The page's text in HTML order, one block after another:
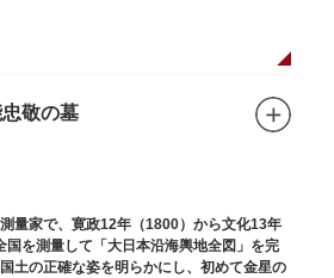
としても知られ、3大強豪力士の谷風、小
多の名勝負が繰り広げられ大いに賑わいを
の名工・志布景彩（しふけいさい）による
」でしたが、1951年に「藏前神社」へと改
神ならびに徳川将軍家祈願所の一社として
を賜り、江戸を代表する名社のひとつに数
りの成功祈願や、落語の演目にある「元
るパワースポットです。
敬の墓
量家で、寛政12年（1800）から文化13年
国を測量して「大日本沿海輿地全図」を完
土の正確な姿を明らかにし、初めて金星の